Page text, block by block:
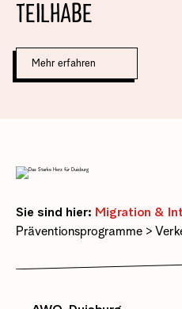
TEILHABE
Mehr erfahren
Sie sind hier: Migration &
Präventionsprogramme >